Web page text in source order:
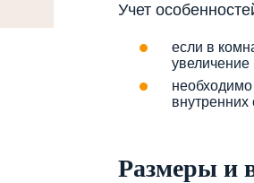
Учет
если в
увеличение
необходимо
внутренних
Размеры и